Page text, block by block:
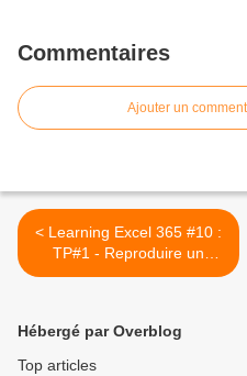
Commentaires
Ajouter un
< Learning Excel 365 #10 :
TP#1 - Reproduire un
planning à l'identique #3
Hébergé par Overblog
Top articles